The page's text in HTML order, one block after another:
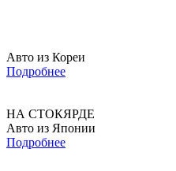
Авто из Кореи
Подробнее
НА СТОКЯРДЕ
Авто из Японии
Подробнее